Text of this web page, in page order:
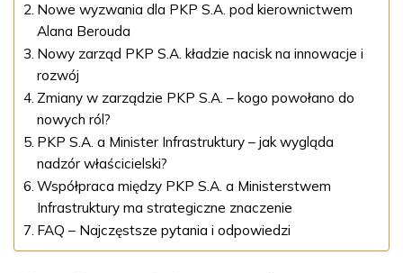
Nowe wyzwania dla PKP S.A. pod kierownictwem
Alana Berouda
Nowy zarząd PKP S.A. kładzie nacisk na innowacje i
rozwój
Zmiany w zarządzie PKP S.A. – kogo powołano do
nowych ról?
PKP S.A. a Minister Infrastruktury – jak wygląda
nadzór właścicielski?
Współpraca między PKP S.A. a Ministerstwem
Infrastruktury ma strategiczne znaczenie
FAQ – Najczęstsze pytania i odpowiedzi